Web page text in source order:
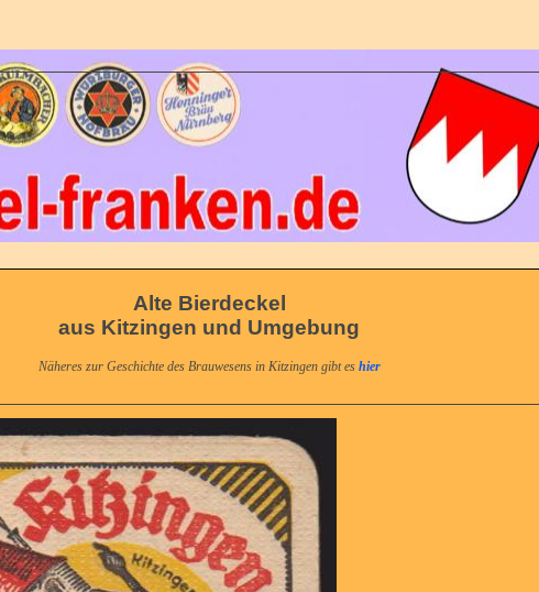
Alte Bierdeckel
aus Kitzingen und Umgebung
Näheres zur Geschichte des Brauwesens in Kitzingen gibt es hier